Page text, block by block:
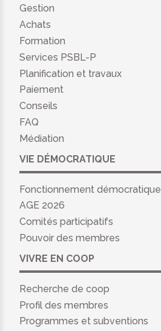
Gestion
Achats
Formation
Services PSBL-P
Planification et travaux
Paiement
Conseils
FAQ
Médiation
VIE DÉMOCRATIQUE
Fonctionnement démocratique
AGE 2026
Comités participatifs
Pouvoir des membres
VIVRE EN COOP
Recherche de coop
Profil des membres
Programmes et subventions